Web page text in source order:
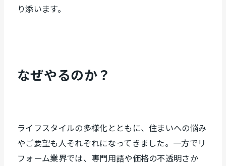
り添います。
なぜやるのか？
ライフスタイルの多様化とともに、住まいへの悩み
やご要望も人それぞれになってきました。一方でリ
フォーム業界では、専門用語や価格の不透明さか